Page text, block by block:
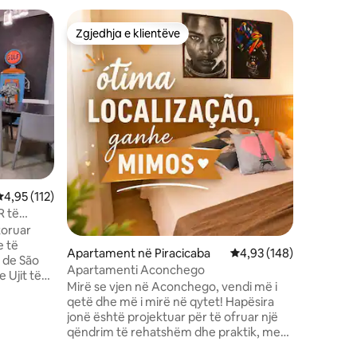
mesatar 4,95 nga 5, 112 vlerësime
4,95 (112)
të
të
São
Ujit të
Zgjedhja e klientëve
Zgjedhja e klientëve
Apartament në Piracicaba Vlerësimi mesatar
4,93 (148)
Apartamenti Aconchego
Mirë se vjen në Aconchego, vendi më i
qetë dhe më i mirë në qytet! Hapësira
jonë është projektuar për të ofruar një
qëndrim të rehatshëm dhe praktik, me